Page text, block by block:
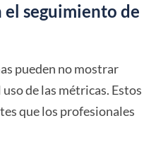
el seguimiento de
pueden no mostrar
de las métricas. Estos
que los profesionales